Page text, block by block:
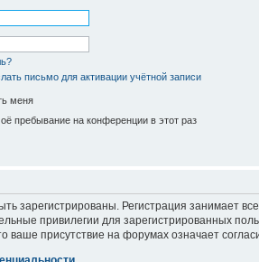
письмо для активации учётной записи
меня
пребывание на конференции в этот раз
зарегистрированы. Регистрация занимает
привилегии для зарегистрированных
присутствие на форумах означает